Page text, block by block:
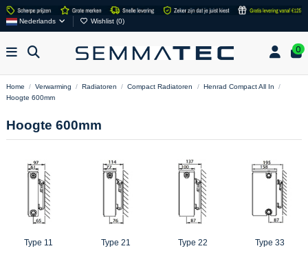
Nederlands Wishlist (0)
0
Home Verwarming Radiatoren Compact Radiatoren
Henrad Compact All In
Hoogte 600mm
Hoogte 600mm
Type 11 Type 21 Type 22 Type 33